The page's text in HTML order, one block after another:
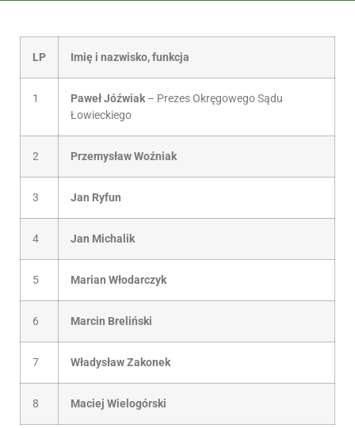
LP Imię i nazwisko, funkcja
1 Paweł Jóźwiak– Prezes Okręgowego Sądu
Łowieckiego
2 Przemysław Woźniak
3 Jan Ryfun
4 Jan Michalik
5 Marian Włodarczyk
6 Marcin Breliński
7 Władysław Zakonek
8 Maciej Wielogórski